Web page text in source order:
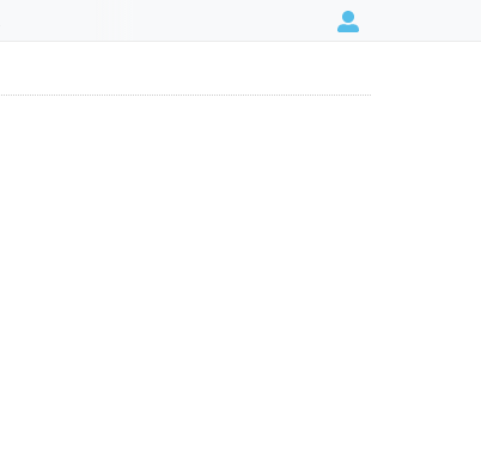
Login